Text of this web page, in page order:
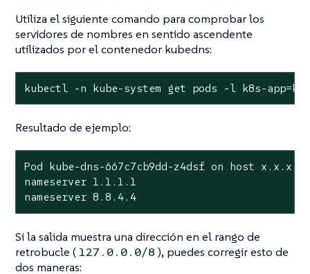
Utiliza el siguiente comando para comprobar los
servidores de nombres en sentido ascendente
utilizados por el contenedor kubedns:
kubectl -n kube-system get pods -l k8s-
Resultado de ejemplo:
Pod kube-dns-667c7cb9dd-z4dsf on host x.x.x.x
nameserver 1.1.1.1
nameserver 8.8.4.4
Si la salida muestra una dirección en el rango de
retrobucle ( 127.0.0.0/8 ), puedes corregir esto de
dos maneras: